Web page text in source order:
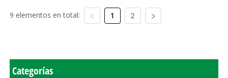
9 elementos en total: 1 2
Categorías